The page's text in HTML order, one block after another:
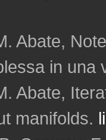
Abate,
in una
Abate,
manifolds.